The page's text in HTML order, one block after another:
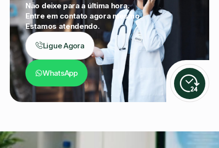
Não deixe para a última hora.
Entre em contato agora mesmo.
Estamos atendendo.
Ligue Agora
WhatsApp